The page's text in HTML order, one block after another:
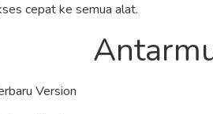
cepat ke semua alat.